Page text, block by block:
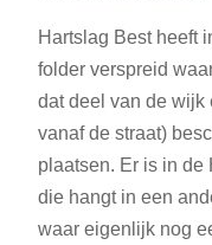
Hartslag Best heeft
folder verspreid
dat deel van de wijk
vanaf de straat)
plaatsen. Er is in de
die hangt in een
waar eigenlijk nog